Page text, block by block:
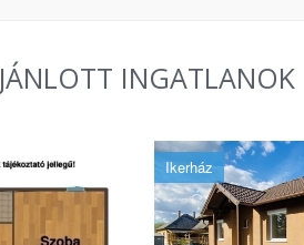
INGATLANOK
Ikerház